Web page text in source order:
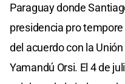
Paraguay donde
presidencia pro
del acuerdo con la
Yamandú Orsi. El 4 de